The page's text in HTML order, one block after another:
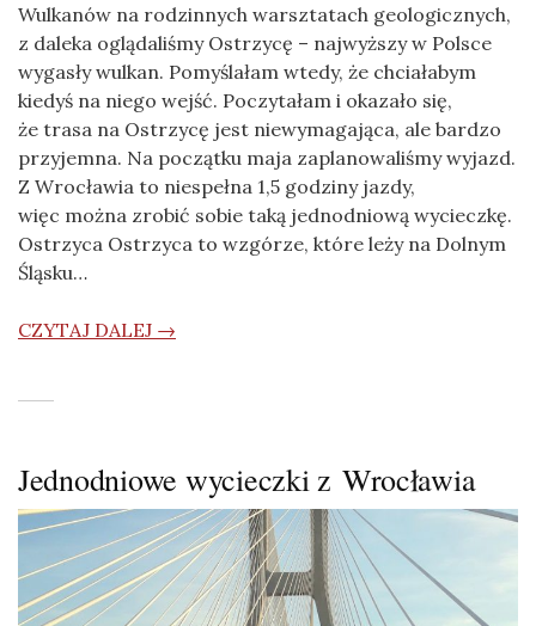
Wulkanów na rodzinnych warsztatach geologicznych,
z daleka oglądaliśmy Ostrzycę – najwyższy w Polsce
wygasły wulkan. Pomyślałam wtedy, że chciałabym
kiedyś na niego wejść. Poczytałam i okazało się,
że trasa na Ostrzycę jest niewymagająca, ale bardzo
przyjemna. Na początku maja zaplanowaliśmy wyjazd.
Z Wrocławia to niespełna 1,5 godziny jazdy,
więc można zrobić sobie taką jednodniową wycieczkę.
Ostrzyca Ostrzyca to wzgórze, które leży na Dolnym
Śląsku…
CZYTAJ DALEJ →
Jednodniowe wycieczki z Wrocławia